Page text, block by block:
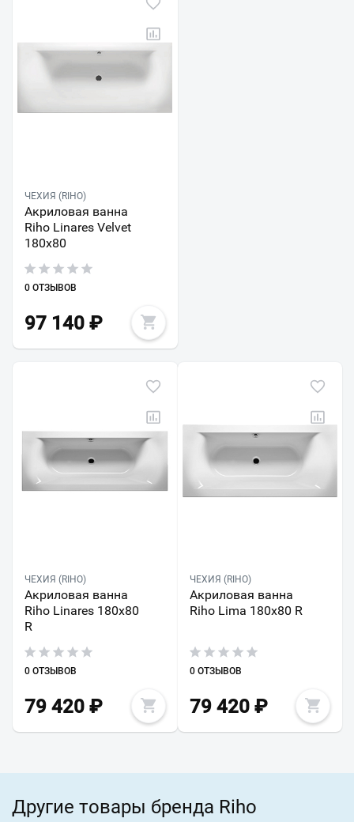
ЧЕХИЯ (RIHO)
Акриловая ванна
Riho Linares Velvet
180x80
0 ОТЗЫВОВ
97 140 ₽
ЧЕХИЯ (RIHO)
Акриловая ванна
Riho Linares 180x80
R
0 ОТЗЫВОВ
79 420 ₽
ЧЕХИЯ (RIHO)
Акриловая ванна
Riho Lima 180x80 R
0 ОТЗЫВОВ
79 420₽
Другие товары бренда Riho